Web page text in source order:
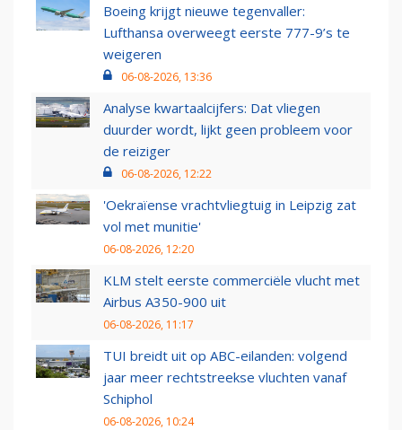
Boeing krijgt nieuwe tegenvaller:
Lufthansa overweegt eerste 777-9’s te
weigeren
06-08-2026, 13:36
Analyse kwartaalcijfers: Dat vliegen
duurder wordt, lijkt geen probleem voor
de reiziger
06-08-2026, 12:22
'Oekraïense vrachtvliegtuig in Leipzig zat
vol met munitie'
06-08-2026, 12:20
KLM stelt eerste commerciële vlucht met
Airbus A350-900 uit
06-08-2026, 11:17
TUI breidt uit op ABC-eilanden: volgend
jaar meer rechtstreekse vluchten vanaf
Schiphol
06-08-2026, 10:24